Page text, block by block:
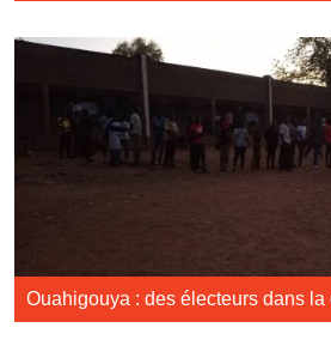
Ouahigouya : des électeurs dans la